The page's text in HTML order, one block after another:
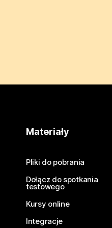
Materiały
Pliki do pobrania
Dołącz do spotkania
testowego
Kursy online
Integracje